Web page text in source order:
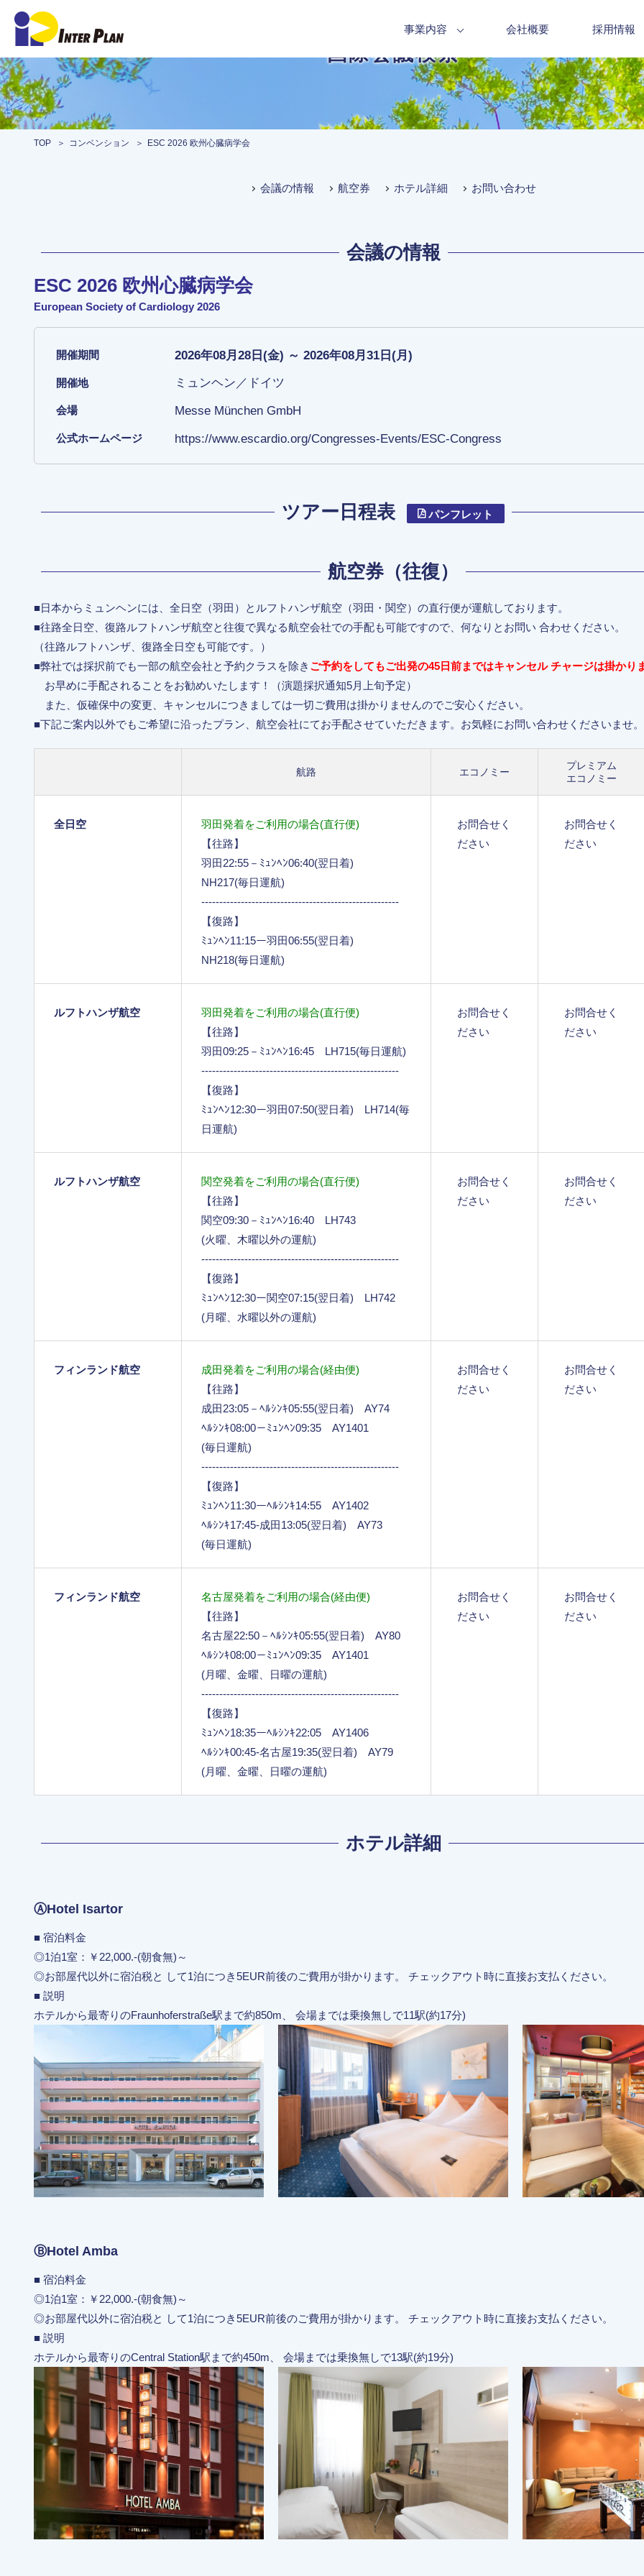
事業内容 会社概要 採用情報
国際会議検索
TOP コンベンション ESC 2026 欧州心臓病学会
会議の情報 航空券 ホテル詳細 お問い合わせ
会議の情報
ESC 2026 欧州心臓病学会
European Society of Cardiology 2026
開催期間 2026年08月28日(金) ～ 2026年08月31日(月)
開催地 ミュンヘン／ドイツ
会場 Messe München GmbH
公式ホームページ https://www.escardio.org/Congresses-Events/ESC-Congress
ツアー日程表 パンフレット
航空券（往復）
■日本からミュンヘンには、全日空（羽田）とルフトハンザ航空（羽田・関空）の直行便が運航しております。
■往路全日空、復路ルフトハンザ航空と往復で異なる航空会社での手配も可能ですので、何なりとお問い 合わせください。
（往路ルフトハンザ、復路全日空も可能です。）
■弊社では採択前でも一部の航空会社と予約クラスを除き ご予約をしてもご出発の45日前まではキャンセル チャージは掛かり
お早めに手配されることをお勧めいたします！（演題採択通知5月上旬予定）
また、仮確保中の変更、キャンセルにつきましては一切ご費用は掛かりませんのでご安心ください。
■下記ご案内以外でもご希望に沿ったプラン、航空会社にてお手配させていただきます。お気軽にお問い合わせくださいませ。
航路 エコノミー
プレミアム
エコノミー
全日空
羽田発着をご利用の場合(直行便)
【往路】
羽田22:55－ﾐｭﾝﾍﾝ06:40(翌日着)
NH217(毎日運航)
-------------------------------------------------------
【復路】
ﾐｭﾝﾍﾝ11:15ー羽田06:55(翌日着)
NH218(毎日運航)
お問合せく
ださい
お問合せく
ださい
ルフトハンザ航空
羽田発着をご利用の場合(直行便)
【往路】
羽田09:25－ﾐｭﾝﾍﾝ16:45 LH715(毎日運航)
-------------------------------------------------------
【復路】
ﾐｭﾝﾍﾝ12:30ー羽田07:50(翌日着) LH714(毎
日運航)
お問合せく
ださい
お問合せく
ださい
ルフトハンザ航空
関空発着をご利用の場合(直行便)
【往路】
関空09:30－ﾐｭﾝﾍﾝ16:40 LH743
(火曜、木曜以外の運航)
-------------------------------------------------------
【復路】
ﾐｭﾝﾍﾝ12:30ー関空07:15(翌日着) LH742
(月曜、水曜以外の運航)
お問合せく
ださい
お問合せく
ださい
フィンランド航空
成田発着をご利用の場合(経由便)
【往路】
成田23:05－ﾍﾙｼﾝｷ05:55(翌日着) AY74
ﾍﾙｼﾝｷ08:00－ﾐｭﾝﾍﾝ09:35 AY1401
(毎日運航)
-------------------------------------------------------
【復路】
ﾐｭﾝﾍﾝ11:30ーﾍﾙｼﾝｷ14:55 AY1402
ﾍﾙｼﾝｷ17:45-成田13:05(翌日着) AY73
(毎日運航)
お問合せく
ださい
お問合せく
ださい
フィンランド航空
名古屋発着をご利用の場合(経由便)
【往路】
名古屋22:50－ﾍﾙｼﾝｷ05:55(翌日着) AY80
ﾍﾙｼﾝｷ08:00－ﾐｭﾝﾍﾝ09:35 AY1401
(月曜、金曜、日曜の運航)
-------------------------------------------------------
【復路】
ﾐｭﾝﾍﾝ18:35ーﾍﾙｼﾝｷ22:05 AY1406
ﾍﾙｼﾝｷ00:45-名古屋19:35(翌日着) AY79
(月曜、金曜、日曜の運航)
お問合せく
ださい
お問合せく
ださい
ホテル詳細
ⒶHotel Isartor
■ 宿泊料金
◎1泊1室：￥22,000.-(朝食無)～
◎お部屋代以外に宿泊税と して1泊につき5EUR前後のご費用が掛かります。 チェックアウト時に直接お支払ください。
■ 説明
ホテルから最寄りのFraunhoferstraße駅まで約850m、 会場までは乗換無しで11駅(約17分)
ⒷHotel Amba
■ 宿泊料金
◎1泊1室：￥22,000.-(朝食無)～
◎お部屋代以外に宿泊税と して1泊につき5EUR前後のご費用が掛かります。 チェックアウト時に直接お支払ください。
■ 説明
ホテルから最寄りのCentral Station駅まで約450m、 会場までは乗換無しで13駅(約19分)